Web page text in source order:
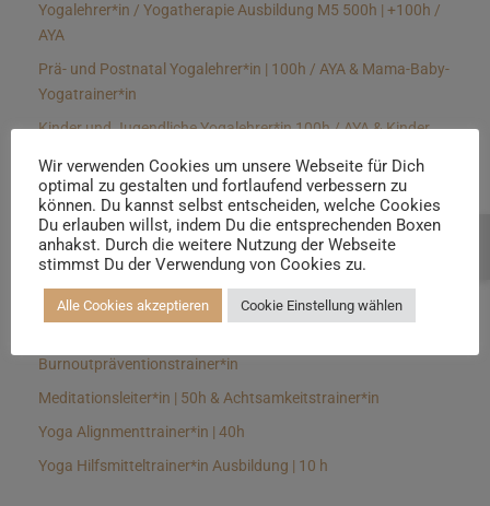
Yogalehrer*in / Yogatherapie Ausbildung M5 500h | +100h /
AYA
Prä- und Postnatal Yogalehrer*in | 100h / AYA & Mama-Baby-
Yogatrainer*in
Kinder und Jugendliche Yogalehrer*in 100h / AYA & Kinder
Yin Yogalehrer*in | 100 h & Faszientrainer*in
Hormon Yogalehrer*in / Yogatherapeut*in &
Stressmanagementtrainer*in | 70h
Longevitytrainer*in
Burnoutpräventionstrainer*in
Meditationsleiter*in | 50h & Achtsamkeitstrainer*in
Yoga Alignmenttrainer*in | 40h
Yoga Hilfsmitteltrainer*in Ausbildung | 10 h
Wir verwenden Cookies um unsere Webseite für Dich
optimal zu gestalten und fortlaufend verbessern zu
können. Du kannst selbst entscheiden, welche Cookies
Du erlauben willst, indem Du die entsprechenden Boxen
anhakst. Durch die weitere Nutzung der Webseite
stimmst Du der Verwendung von Cookies zu.
Alle Cookies akzeptieren Cookie Einstellung wählen
Beratung buchen